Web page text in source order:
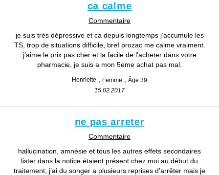
ca calme
Commentaire
je suis très dépressive et ca depuis longtemps j’accumule les
TS, trop de situations difficile, bref prozac me calme vraiment.
j’aime le prix pas cher et la facile de l’acheter dans votre
pharmacie, je suis a mon 5eme achat pas mal.
Henriette Femme
Âge 39
15.02.2017
ne pas arreter
Commentaire
hallucination, amnésie et tous les autres effets secondaires
lister dans la notice étaient présent chez moi au début du
traitement, j’ai du songer a plusieurs reprises d’arrêter mais je